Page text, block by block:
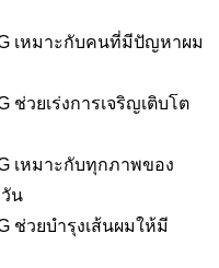
เหมาะกับคนที่มีปัญหาผม
ช่วยเร่งการเจริญเติบโต
เหมาะกับทุกภาพของ
น
ช่วยบำรุงเส้นผมให้มี